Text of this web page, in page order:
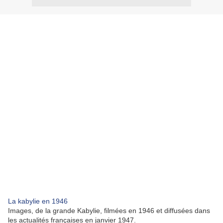
La kabylie en 1946
Images, de la grande Kabylie, filmées en 1946 et diffusées dans
les actualités françaises en janvier 1947.